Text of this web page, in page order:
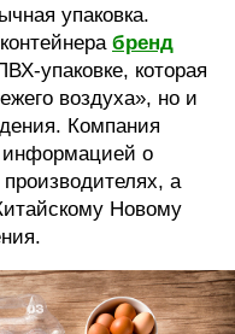
упаковка.
бренд
упаковке, которая
воздуха», но и
Компания
информацией о
а
Новому